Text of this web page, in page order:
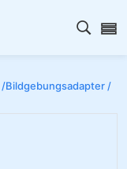
Open
/Bildgebungsadapter /